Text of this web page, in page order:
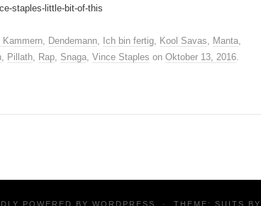
staples-little-bit-of-this
Kammern, Dendemann, Ich bin fertig, Kool Savas, Manta,
, Pillath, Rap, Snaga, Vince Staples on Oktober 13, 2016.
POWERED BY WORDPRESS · THEME: SUITS BY